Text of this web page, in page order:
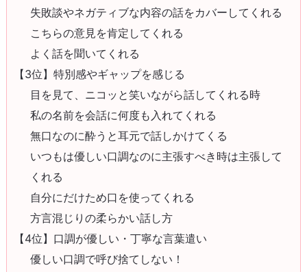
失敗談やネガティブな内容の話をカバーしてくれる
こちらの意見を肯定してくれる
よく話を聞いてくれる
【3位】特別感やギャップを感じる
目を見て、ニコッと笑いながら話してくれる時
私の名前を会話に何度も入れてくれる
無口なのに酔うと耳元で話しかけてくる
いつもは優しい口調なのに主張すべき時は主張して
くれる
自分にだけため口を使ってくれる
方言混じりの柔らかい話し方
【4位】口調が優しい・丁寧な言葉遣い
優しい口調で呼び捨てしない！